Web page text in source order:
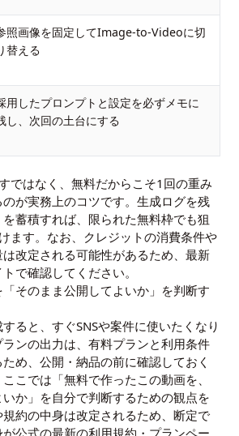
照画像を固定してImage-to-Videoに切
替える
用したプロンプトと設定を必ずメモに
し、次回の土台にする
ではなく、無料だからこそ1回の重み
が実務上のコツです。生成ログを残
蓄積すれば、限られた無料枠でも狙
ます。なお、クレジットの消費条件や
改定される可能性があるため、最新
で確認してください。
そのまま公開してよいか」を判断す
ると、すぐSNSや案件に使いたくなり
ンの出力は、有料プランと利用条件
め、公開・納品の前に確認しておく
こでは「無料で作ったこの動画を、
か」を自分で判断するための観点を
約の中身は改定されるため、断定で
公式の最新の利用規約・プランペー